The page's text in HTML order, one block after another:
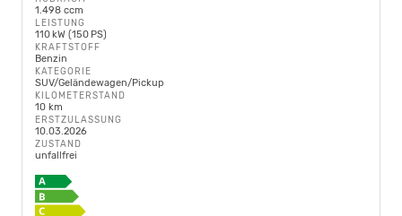
1.498 ccm
LEISTUNG
110 kW (150 PS)
KRAFTSTOFF
Benzin
KATEGORIE
SUV/Geländewagen/Pickup
KILOMETERSTAND
10 km
ERSTZULASSUNG
10.03.2026
ZUSTAND
unfallfrei